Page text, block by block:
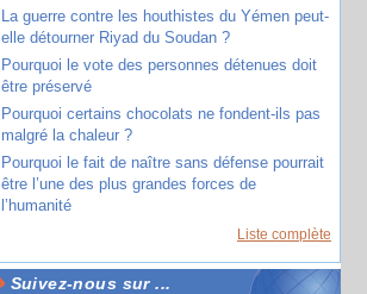
La guerre contre les houthistes du Yémen peut-
elle détourner Riyad du Soudan ?
Pourquoi le vote des personnes détenues doit
être préservé
Pourquoi certains chocolats ne fondent-ils pas
malgré la chaleur ?
Pourquoi le fait de naître sans défense pourrait
être l’une des plus grandes forces de
l’humanité
Liste complète
Suivez-nous sur ...